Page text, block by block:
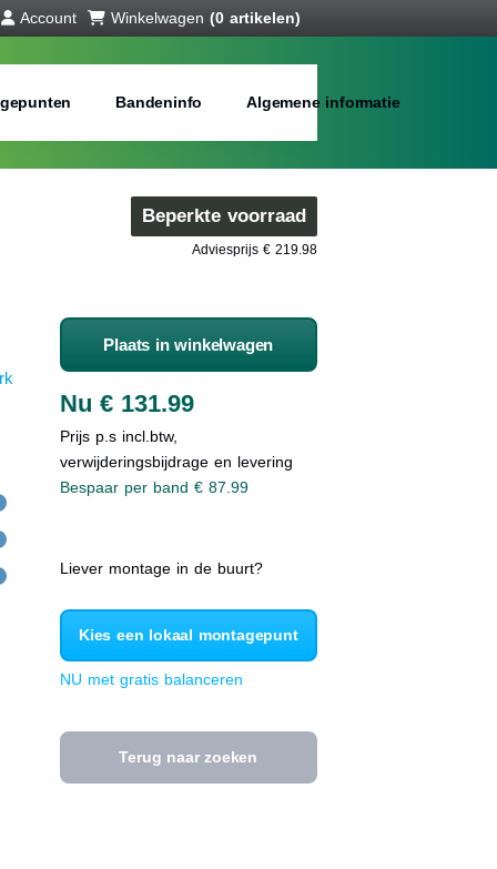
Account Winkelwagen (0 artikelen)
Bandeninfo Algemene informatie
Beperkte voorraad
Adviesprijs € 219.98
Plaats in winkelwagen
Nu € 131.99
Prijs p.s incl.btw,
verwijderingsbijdrage en levering
Bespaar per band € 87.99
Liever montage in de buurt?
Kies een lokaal montagepunt
NU met gratis balanceren
Terug naar zoeken